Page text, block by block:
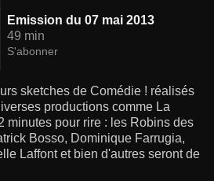
Emission du 07 mai 2013
49 min
S'abonner
sketches de Comédie ! réalisés
productions comme La
minutes pour rire : les Robins des
Bosso, Dominique Farrugia,
Laffont et bien d'autres seront de